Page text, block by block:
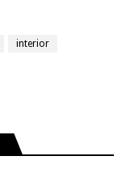
interior